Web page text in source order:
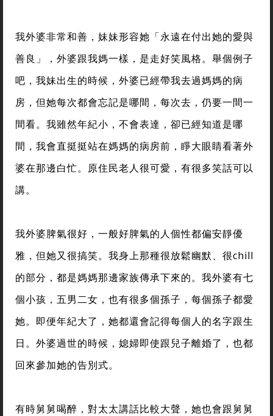
我外婆非常和善，妹妹形容她「永遠在付出她的愛與
善良」，外婆跟我媽一樣，是走好笑風格。舉個例子
吧，我妹出生的時候，外婆已經帶我去過媽媽的病
房，但她每次都會忘記是哪間，每次去，仍要一間一
間看。我雖然年紀小，不會表達，卻已經知道是哪
間，我會直挺挺站在媽媽的病房前，睜大眼睛看著外
婆在那邊白忙。原住民老人很可愛，有很多笑話可以
講。
我外婆脾氣很好，一般好脾氣的人個性都偏安靜優
雅，但她又很搞笑。我身上那種很放鬆幽默、很chill
的部分，都是媽媽那邊家族傳承下來的。我外婆有七
個小孩，五男二女，也有很多個孫子，每個孫子都愛
她。即便年紀大了，她都還會記得每個人的名字跟生
日。外婆過世的時候，媳婦即使跟兒子離婚了，也都
回來參加她的告別式。
有時舅舅喝醉，對太太講話比較大聲，她也會跟舅舅